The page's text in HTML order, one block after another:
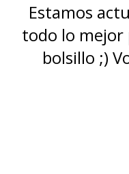
Estamos
todo lo mejor
bolsillo ;)